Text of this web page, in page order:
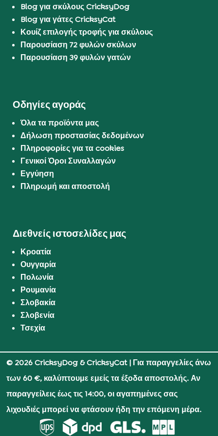
Blog για σκύλους CricksyDog
Blog για γάτες CricksyCat
Κουίζ επιλογής τροφής για σκύλους
Παρουσίαση 72 φυλών σκύλων
Παρουσίαση 39 φυλών γατών
Οδηγίες αγοράς
Όλα τα προϊόντα μας
Δήλωση προστασίας δεδομένων
Πληροφορίες για τα cookies
Γενικοί Όροι Συναλλαγών
Εγγύηση
Πληρωμή και αποστολή
Διεθνείς ιστοσελίδες μας
Κροατία
Ουγγαρία
Πολωνία
Ρουμανία
Σλοβακία
Σλοβενία
Τσεχία
© 2026 CricksyDog & CricksyCat| Για παραγγελίες άνω
των 60 €, καλύπτουμε εμείς τα έξοδα αποστολής. Αν
παραγγείλεις έως τις 14:00, οι αγαπημένες σας
λιχουδιές μπορεί να φτάσουν ήδη την επόμενη μέρα.